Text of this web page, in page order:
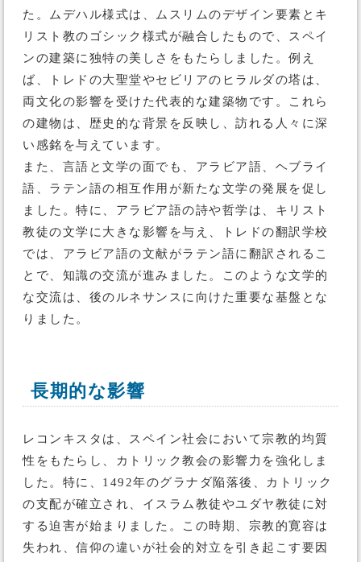
た。ムデハル様式は、ムスリムのデザイン要素とキ
リスト教のゴシック様式が融合したもので、スペイ
ンの建築に独特の美しさをもたらしました。例え
ば、トレドの大聖堂やセビリアのヒラルダの塔は、
両文化の影響を受けた代表的な建築物です。これら
の建物は、歴史的な背景を反映し、訪れる人々に深
い感銘を与えています。
また、言語と文学の面でも、アラビア語、ヘブライ
語、ラテン語の相互作用が新たな文学の発展を促し
ました。特に、アラビア語の詩や哲学は、キリスト
教徒の文学に大きな影響を与え、トレドの翻訳学校
では、アラビア語の文献がラテン語に翻訳されるこ
とで、知識の交流が進みました。このような文学的
な交流は、後のルネサンスに向けた重要な基盤とな
りました。
長期的な影響
レコンキスタは、スペイン社会において宗教的均質
性をもたらし、カトリック教会の影響力を強化しま
した。特に、1492年のグラナダ陥落後、カトリック
の支配が確立され、イスラム教徒やユダヤ教徒に対
する迫害が始まりました。この時期、宗教的寛容は
失われ、信仰の違いが社会的対立を引き起こす要因